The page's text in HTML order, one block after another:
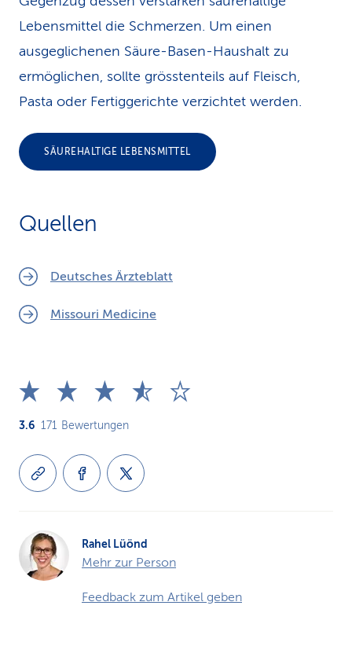
Lebensmittel die Schmerzen. Um einen
ausgeglichenen Säure-Basen-Haushalt zu
ermöglichen, sollte grösstenteils auf Fleisch,
Pasta oder Fertiggerichte verzichtet werden.
SÄUREHALTIGE LEBENSMITTEL
Quellen
Deutsches Ärzteblatt
Missouri Medicine
3.6 171 Bewertungen
Rahel Lüönd
Mehr zur Person
Feedback zum Artikel geben